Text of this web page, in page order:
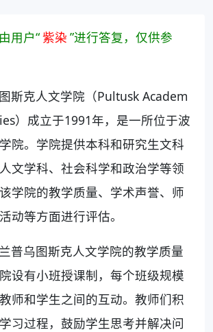
用户“紫染 ”进行答复，仅供参
斯克人文学院（Pultusk Academ
）成立于1991年，是一所位于波
院。学院提供本科和研究生文科
文学科、社会科学和政治学等领
学院的教学质量、学术声誉、师
动等方面进行评估。
普乌图斯克人文学院的教学质量
设有小班授课制，每个班级规模
师和学生之间的互动。教师们积
习过程，鼓励学生思考并解决问